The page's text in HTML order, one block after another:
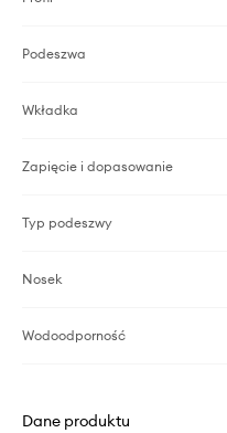
Podeszwa
Wkładka
Zapięcie i dopasowanie
Typ podeszwy
Nosek
Wodoodporność
Dane produktu